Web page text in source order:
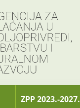
ZPP 2023.-2027.